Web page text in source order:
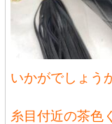
いかがでしょう
糸目付近の茶色